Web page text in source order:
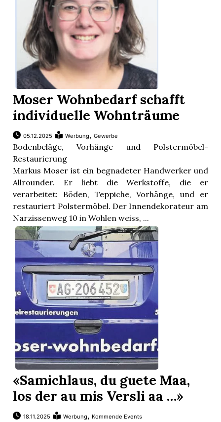
App
Moser Wohnbedarf schafft
individuelle Wohnträume
05.12.2025 Werbung,Gewerbe
Bodenbeläge, Vorhänge und Polstermöbel-
Restaurierung
Markus Moser ist ein begnadeter Handwerker und
Allrounder. Er liebt die Werkstoffe, die er
verarbeitet: Böden, Teppiche, Vorhänge, und er
restauriert Polstermöbel. Der Innendekorateur am
Narzissenweg 10 in Wohlen weiss, ...
«Samichlaus, du guete Maa,
los der au mis Versli aa …»
18.11.2025 Werbung, Kommende Events